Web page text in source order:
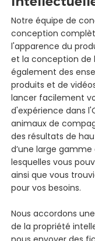
Notre équipe de
conception
l'apparence du
et la conception de
également des
produits et de
lancer facilement
d'expérience dans
animaux de
des résultats de
d’une large
lesquelles vous
ainsi que vous
pour vos besoins.
Nous accordons
de la propriété